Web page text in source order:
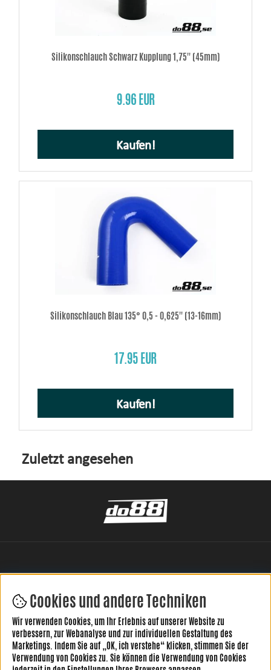
Silikonschlauch Schwarz Kupplung 1,75'' (45mm)
9.96 EUR
Kaufen!
Silikonschlauch Blau 135° 0,5 - 0,625'' (13-16mm)
17.95 EUR
Kaufen!
Zuletzt angesehen
HINTERLASSE DEINE BEWERTUNG HIER
Cookies und andere Techniken
Wir verwenden Cookies, um Ihr Erlebnis auf unserer Website zu
verbessern, zur Webanalyse und zur individuellen Gestaltung des
Marketings. Indem Sie auf „OK, ich verstehe“ klicken, stimmen Sie der
Verwendung von Cookies zu. Sie können die Verwendung von Cookies